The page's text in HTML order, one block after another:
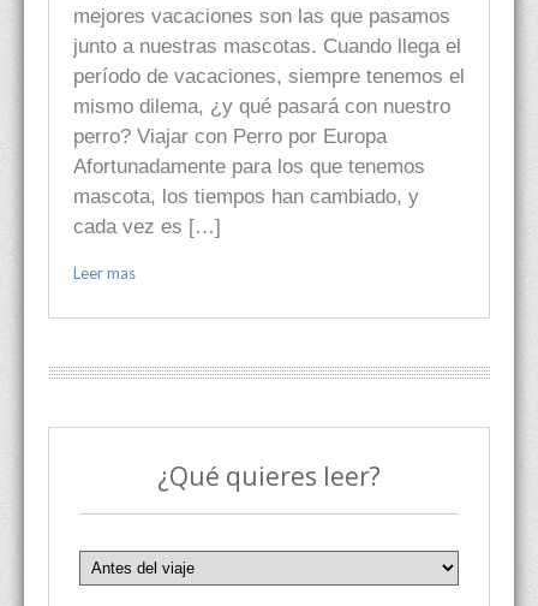
mejores vacaciones son las que pasamos
junto a nuestras mascotas. Cuando llega el
período de vacaciones, siempre tenemos el
mismo dilema, ¿y qué pasará con nuestro
perro? Viajar con Perro por Europa
Afortunadamente para los que tenemos
mascota, los tiempos han cambiado, y
cada vez es […]
Leer mas
¿Qué quieres leer?